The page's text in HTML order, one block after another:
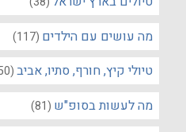
מה עושים עם הילדים (117)
טיולי קיץ, חורף, סתיו, אביב(50)
מה לעשות בסופ"ש (81)